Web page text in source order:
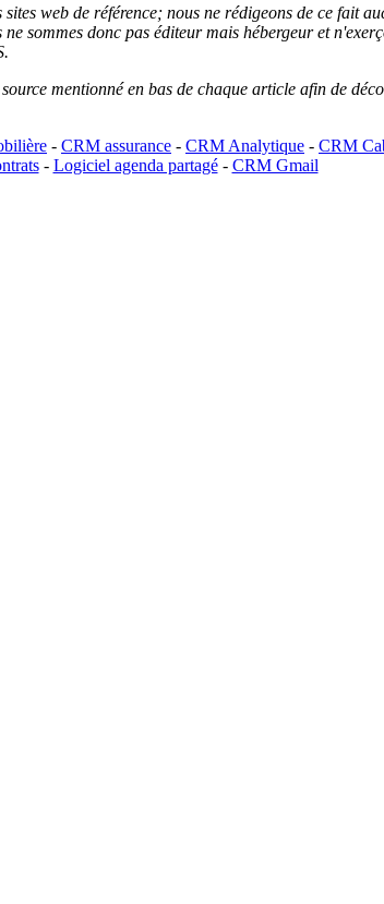
web de référence; nous ne rédigeons de ce fait
sommes donc pas éditeur mais hébergeur et
mentionné en bas de chaque article afin de
- CRM assurance - CRM Analytique - CRM
- Logiciel agenda partagé- CRM Gmail